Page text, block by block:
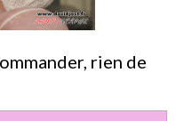
rien de